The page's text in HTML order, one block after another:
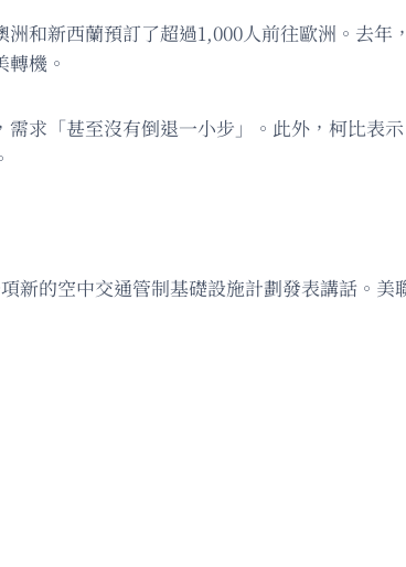
和新西蘭預訂了超過1,000人前往歐洲。去年
機。
求「甚至沒有倒退一小步」。此外，柯比表
新的空中交通管制基礎設施計劃發表講話。美